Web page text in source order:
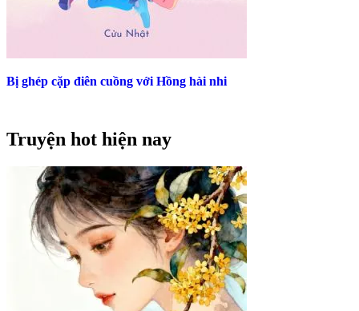
Bị ghép cặp điên cuồng với Hồng hài nhi
Truyện hot hiện nay